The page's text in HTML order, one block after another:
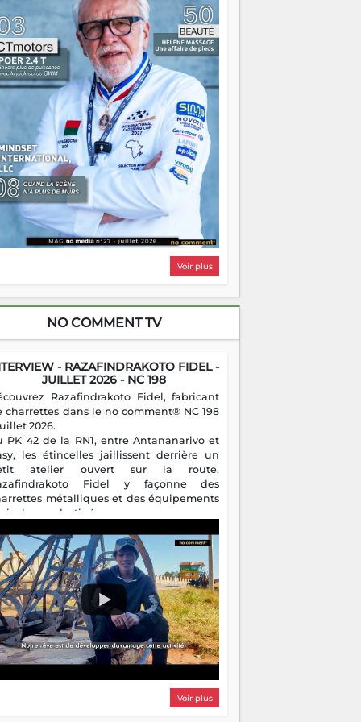
on pourrait s'arrêter là, applaudir et
chez soi satisfait. Mais ce serait
à côté d'une chose essentielle. La
ça brûle fort — et parfois, ça brûle
Une flamme sans direction peut
autant qu'elle peut consumer. C'est
que les aînés entrent en scène — pas
reprendre le gouvernail, mais pour
où sont les récifs. Les jeunes ont la
les vieux ont l'expérience, comme on
Ce n'est pas un combat de générations
c'est une question d'équipage. Partagez
réussites, mais aussi vos échecs. Surtout
échecs, d'ailleurs — ils enseignent
que n'importe quel manuel. À
la barque avance. Il faut juste
que tout le monde rame dans le
Voir plus
NO COMMENT TV
- RAZAFINDRAKOTO FIDEL -
JUILLET 2026 - NC 198
Razafindrakoto Fidel, fabricant
charrettes dans le no comment® NC 198
2026.
PK 42 de la RN1, entre Antananarivo et
les étincelles jaillissent derrière un
atelier ouvert sur la route.
Fidel y façonne des
métalliques et des équipements
destinés aux campagnes
il perpétue un métier discret mais
Voir plus